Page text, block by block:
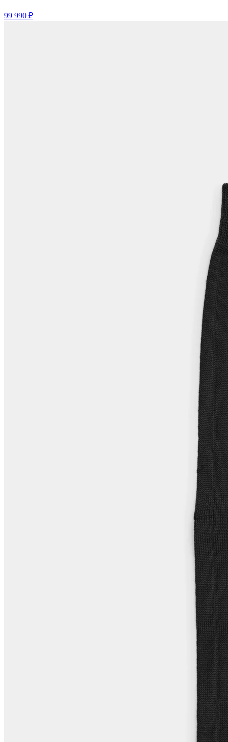
99 990 ₽